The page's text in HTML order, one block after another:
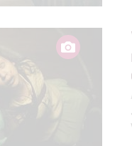
Udělením souhlasu s
možnost: Zajištění
Poskytování a